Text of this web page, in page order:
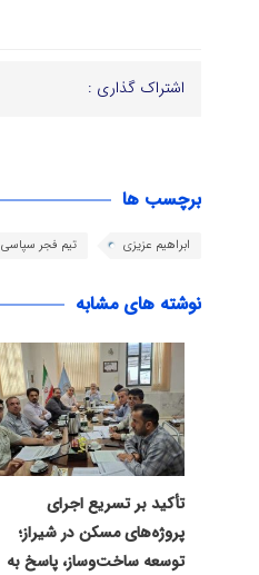
اشتراک گذاری :
برچسب ها
ابراهیم عزیزی تیم فجر سپاسی
نوشته های مشابه
تأکید بر تسریع اجرای
پروژه‌های مسکن در شیراز؛
توسعه ساخت‌وساز، پاسخ به